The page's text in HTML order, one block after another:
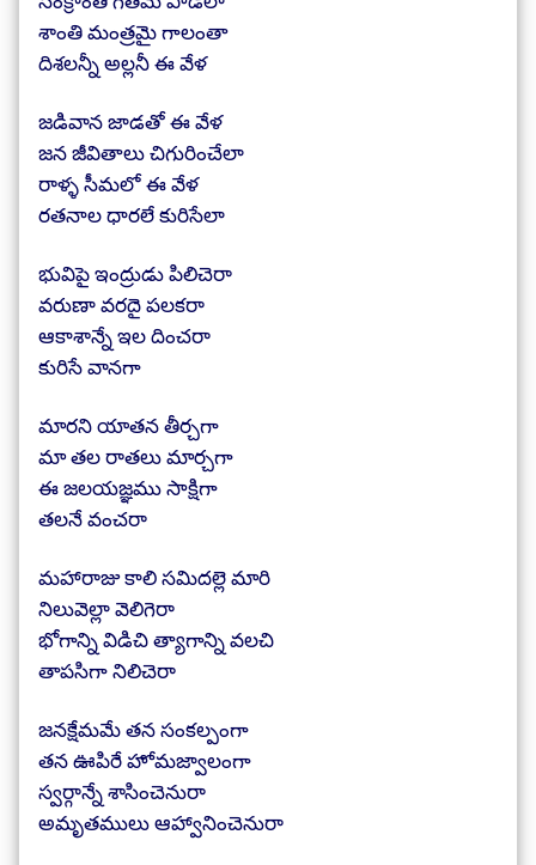
శాంతి మంత్రమై గాలంతా
దిశలన్నీ అల్లనీ ఈ వేళ
జడివాన జాడతో ఈ వేళ
జన జీవితాలు చిగురించేలా
రాళ్ళ సీమలో ఈ వేళ
రతనాల ధారలే కురిసేలా
భువిపై ఇంద్రుడు పిలిచెరా
వరుణా వరదై పలకరా
ఆకాశాన్నే ఇల దించరా
కురిసే వానగా
మారని యాతన తీర్చగా
మా తల రాతలు మార్చగా
ఈ జలయజ్ఞము సాక్షిగా
తలనే వంచరా
మహారాజు కాలి సమిదల్లె మారి
నిలువెల్లా వెలిగెరా
భోగాన్ని విడిచి త్యాగాన్ని వలచి
తాపసిగా నిలిచెరా
జనక్షేమమే తన సంకల్పంగా
తన ఊపిరే హోమజ్వాలంగా
స్వర్గాన్నే శాసించెనురా
అమృతములు ఆహ్వానించెనురా